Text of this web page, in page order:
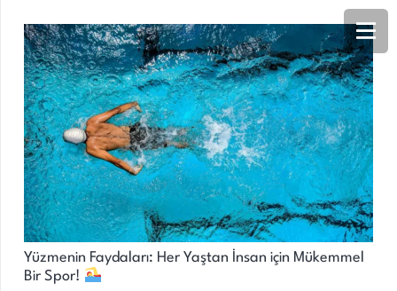
Yüzmenin Faydaları: Her Yaştan İnsan için Mükemmel
Bir Spor! ‍‍‍